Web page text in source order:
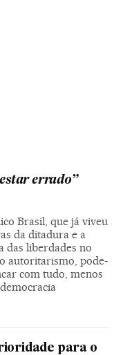
errado”
Brasil, que já viveu
da ditadura e a
das liberdades no
autoritarismo, pode-
com tudo, menos
para o